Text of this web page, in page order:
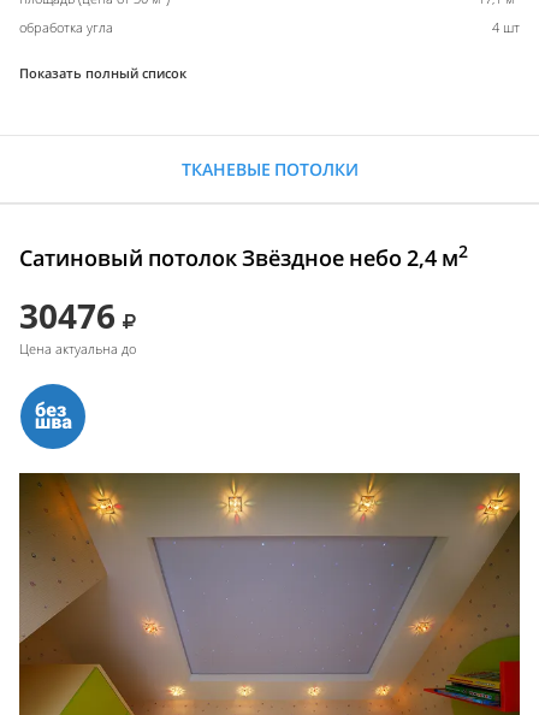
обработка угла 4 шт
Показать полный список
ТКАНЕВЫЕ ПОТОЛКИ
Сатиновый потолок Звёздное небо 2,4 м2
30476
Цена актуальна до